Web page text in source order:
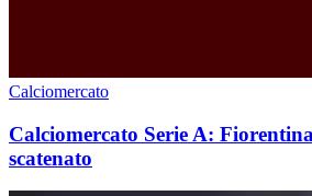
Calciomercato
Calciomercato Serie A:
scatenato